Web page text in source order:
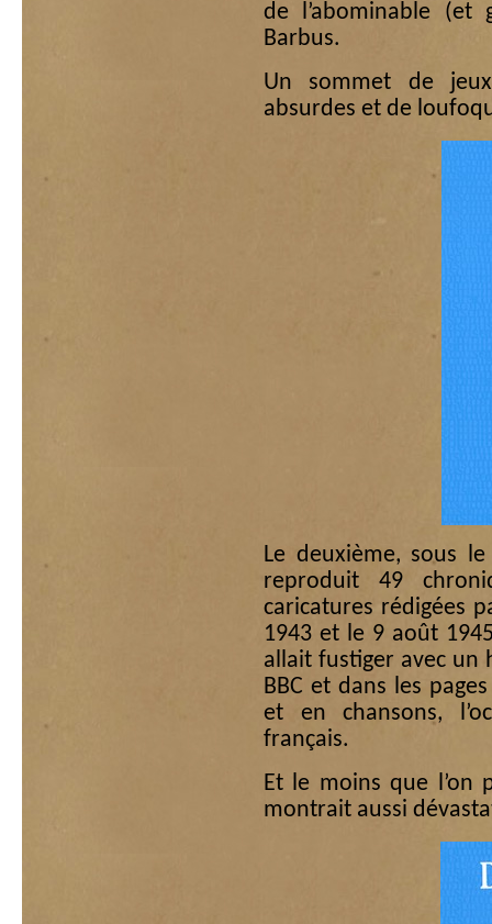
de l’abominable (et
Barbus.
Un sommet de
absurdes et de
Le deuxième, sous
reproduit 49
caricatures rédigées
1943 et le 9 août
allait fustiger avec un
BBC et dans les
et en chansons,
français.
Et le moins que l’on
montrait aussi